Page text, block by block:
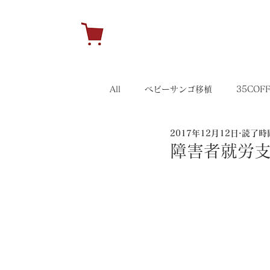
All ベビーサンゴ移植
キャンペーン 35イベント
障害者就労
2017年12月12日 読了時